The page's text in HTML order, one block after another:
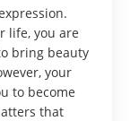
life, you are
bring beauty
your
to become
that